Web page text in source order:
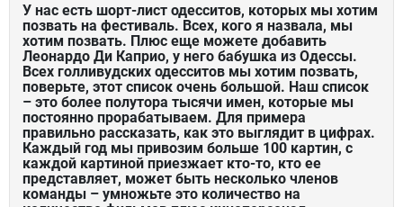
У нас есть шорт-лист одесситов, которых мы хотим
позвать на фестиваль. Всех, кого я назвала, мы
хотим позвать. Плюс еще можете добавить
Леонардо Ди Каприо, у него бабушка из Одессы.
Всех голливудских одесситов мы хотим позвать,
поверьте, этот список очень большой. Наш список
– это более полутора тысячи имен, которые мы
постоянно прорабатываем. Для примера
правильно рассказать, как это выглядит в цифрах.
Каждый год мы привозим больше 100 картин, с
каждой картиной приезжает кто-то, кто ее
представляет, может быть несколько членов
команды – умножьте это количество на